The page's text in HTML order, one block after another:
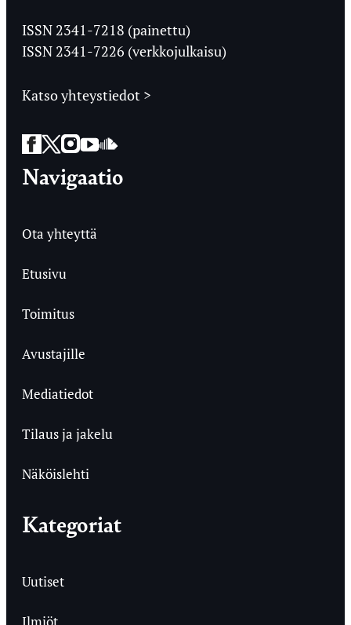
Ylioppilaslehti
ISSN 2341-7218 (painettu)
ISSN 2341-7226 (verkkojulkaisu)
Katso yhteystiedot >
Facebook
Twitter
Instagram
YouTube
SoundCloud
Navigaatio
Ota yhteyttä
Etusivu
Toimitus
Avustajille
Mediatiedot
Tilaus ja jakelu
Näköislehti
Kategoriat
Uutiset